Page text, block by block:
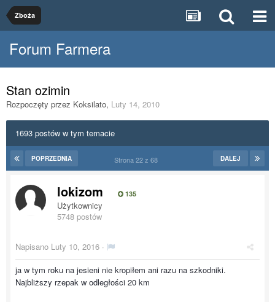
Zboża
Forum Farmera
Stan ozimin
Rozpoczęty przez Koksilato, Luty 14, 2010
1693 postów w tym temacie
POPRZEDNIA DALEJ
Strona 22 z 68
lokizom 135
Użytkownicy
5748 postów
Napisano Luty 10, 2016 ·
ja w tym roku na jesieni nie kropiłem ani razu na szkodniki.
Najbliższy rzepak w odległości 20 km